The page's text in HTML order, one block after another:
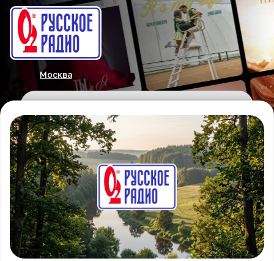
Москва